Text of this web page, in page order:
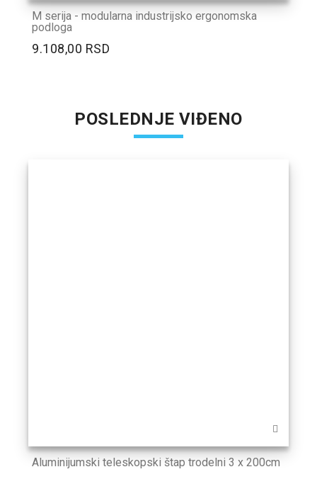
M serija - modularna industrijsko ergonomska
podloga
9.108,00 RSD
POSLEDNJE VIĐENO
Aluminijumski teleskopski štap trodelni 3 x 200cm